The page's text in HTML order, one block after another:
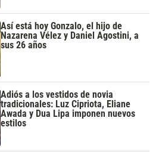
Así está hoy Gonzalo, el hijo de
Nazarena Vélez y Daniel Agostini, a
sus 26 años
Adiós a los vestidos de novia
tradicionales: Luz Cipriota, Eliane
Awada y Dua Lipa imponen nuevos
estilos